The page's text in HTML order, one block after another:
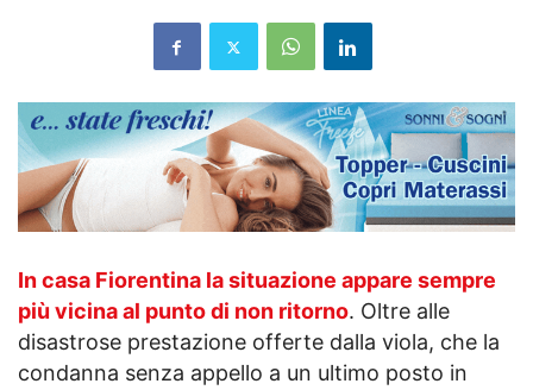
In casa Fiorentina la situazione appare sempre
più vicina al punto di non ritorno. Oltre alle
disastrose prestazione offerte dalla viola, che la
condanna senza appello a un ultimo posto in